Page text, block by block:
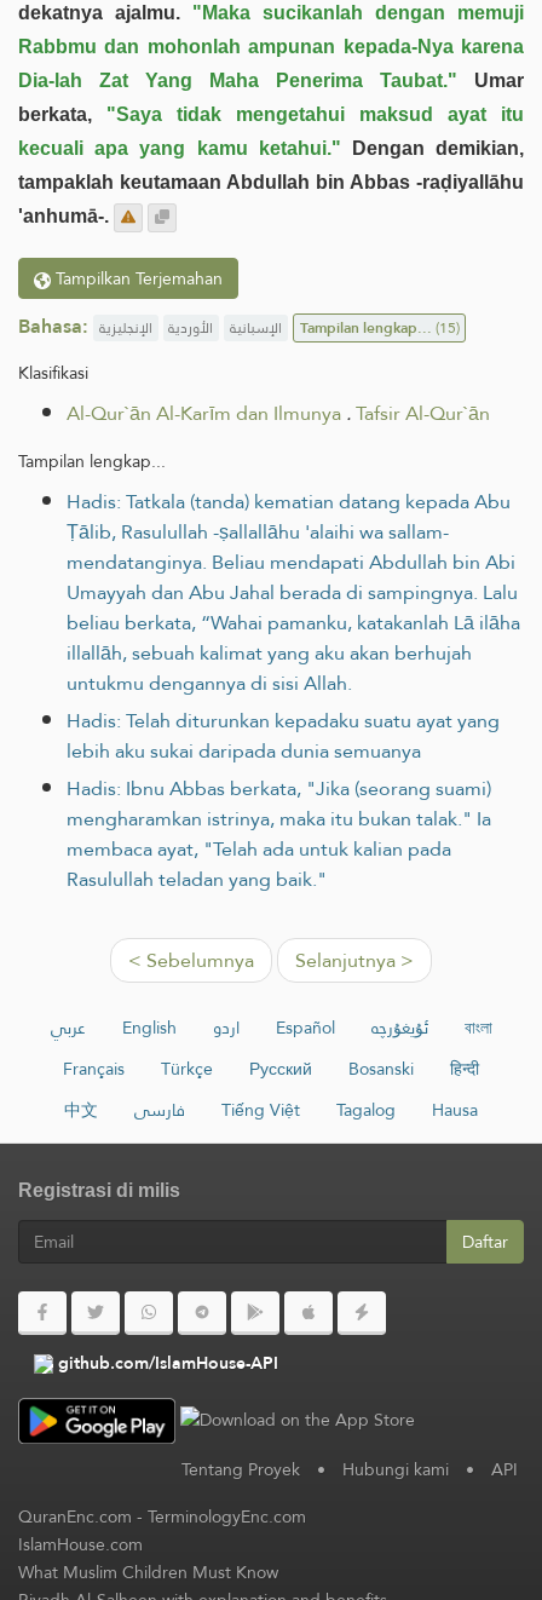
dekatnya ajalmu. "Maka sucikanlah dengan memuji
Rabbmu dan mohonlah ampunan kepada-Nya karena
Dia-lah Zat Yang Maha Penerima Taubat." Umar
berkata, "Saya tidak mengetahui maksud ayat itu
kecuali apa yang kamu ketahui." Dengan demikian,
tampaklah keutamaan Abdullah bin Abbas -raḍiyallāhu
'anhumā-.
Tampilkan Terjemahan
Bahasa: الإنجليزية الأوردية الإسبانية Tampilan lengkap...(15)
Klasifikasi
Al-Qur`ān Al-Karīm dan Ilmunya.Tafsir Al-Qur`ān
Tampilan lengkap...
Hadis: Tatkala (tanda) kematian datang kepada Abu
Ṭālib, Rasulullah -ṣallallāhu 'alaihi wa sallam-
mendatanginya. Beliau mendapati Abdullah bin Abi
Umayyah dan Abu Jahal berada di sampingnya. Lalu
beliau berkata, “Wahai pamanku, katakanlah Lā ilāha
illallāh, sebuah kalimat yang aku akan berhujah
untukmu dengannya di sisi Allah.
Hadis: Telah diturunkan kepadaku suatu ayat yang
lebih aku sukai daripada dunia semuanya
Hadis: Ibnu Abbas berkata, "Jika (seorang suami)
mengharamkan istrinya, maka itu bukan talak." Ia
membaca ayat, "Telah ada untuk kalian pada
Rasulullah teladan yang baik."
< Sebelumnya Selanjutnya >
عربي English اردو Español ئۇيغۇرچە
বাংলা
Français
Türkçe Русский Bosanski
हिन्दी
中文
فارسی Tiếng Việt Tagalog Hausa
Registrasi di milis
Daftar
github.com/IslamHouse-API
Tentang Proyek • Hubungi kami • API
QuranEnc.com-TerminologyEnc.com
IslamHouse.com
What Muslim Children Must Know